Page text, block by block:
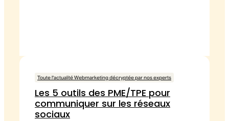
Toute l'actualité Webmarketing décryptée par nos experts
Les 5 outils des PME/TPE pour
communiquer sur les réseaux
sociaux